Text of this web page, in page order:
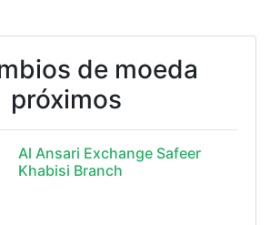
de moeda
próximos
Al Ansari Exchange Safeer
Khabisi Branch